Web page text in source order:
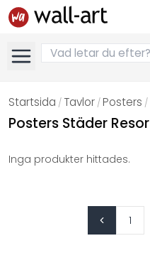
Startsida / Tavlor / Posters /
Posters Städer Resor
Inga produkter hittades.
1